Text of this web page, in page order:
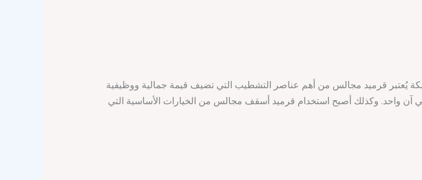
يُعتبر قرميد مجالس من أهم عناصر التشطيب التي تضيف قيمة جمالية ووظيفية
آن واحد. وكذلك أصبح استخدام قرميد أسقف مجالس من الخيارات الأساسية التي